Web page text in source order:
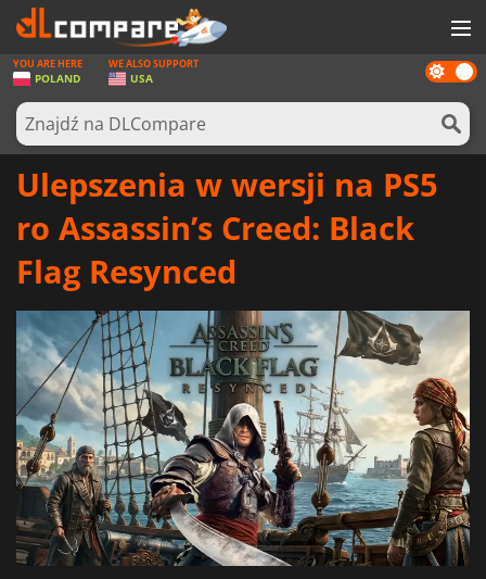
GRY
KARTY DO GIER
OPROGRAMOWANIE
REWARDS
AKTUALNOŚCI
ZALOGUJ SIĘ LUB ZAREJESTRUJ
Dark
mode
YOU ARE HERE
POLAND
WE ALSO SUPPORT
USA
Ulepszenia w wersji na PS5
ro Assassin’s Creed: Black
Flag Resynced